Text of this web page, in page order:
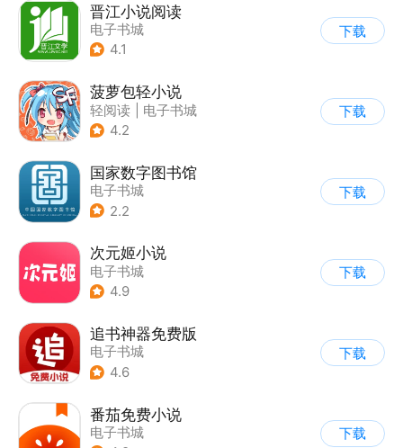
晋江小说阅读
电子书城
4.1
下载
菠萝包轻小说
轻阅读
电子书城
4.2
下载
国家数字图书馆
电子书城
2.2
下载
次元姬小说
电子书城
4.9
下载
追书神器免费版
电子书城
4.6
下载
番茄免费小说
电子书城
下载